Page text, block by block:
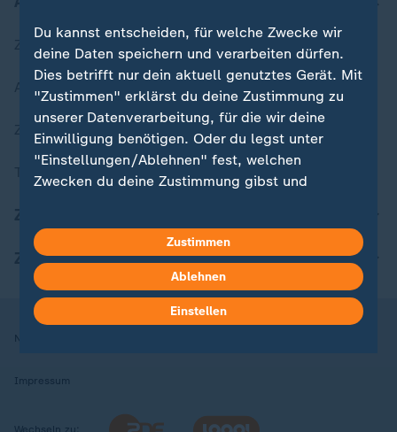
Zuletzt veröffentlicht
Aktuelle Sendungs-Videos
ZDFheute Stories
Themen im Überblick
ZDFheute Apps
Nutzungsbedingungen
Impressum
Wechseln zu:
Du kannst entscheiden, für welche Zwecke wir
deine Daten speichern und verarbeiten dürfen.
Dies betrifft nur dein aktuell genutztes Gerät. Mit
"Zustimmen" erklärst du deine Zustimmung zu
unserer Datenverarbeitung, für die wir deine
Einwilligung benötigen. Oder du legst unter
"Einstellungen/Ablehnen" fest, welchen
Zwecken du deine Zustimmung gibst und
in deinen Einstellungen widerrufen oder ändern.
Hier findest du das Impressum.
Weitere Informationen findest du in unserer
Datenschutzerklärung.
Zustimmen
Ablehnen
Einstellen